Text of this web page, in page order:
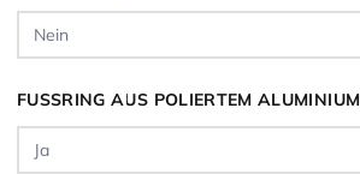
FUSSRING AUS POLIERTEM ALUMINIUM